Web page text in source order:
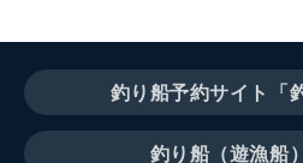
釣り船予約サイト「
釣り船（遊漁船